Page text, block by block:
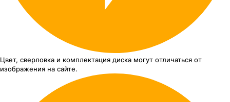
Цвет, сверловка и комплектация диска могут отличаться от
изображения на сайте.